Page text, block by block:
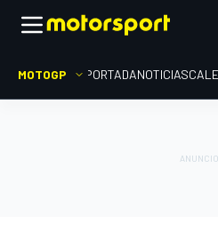
MOTOGP PORTADANOTICIAS